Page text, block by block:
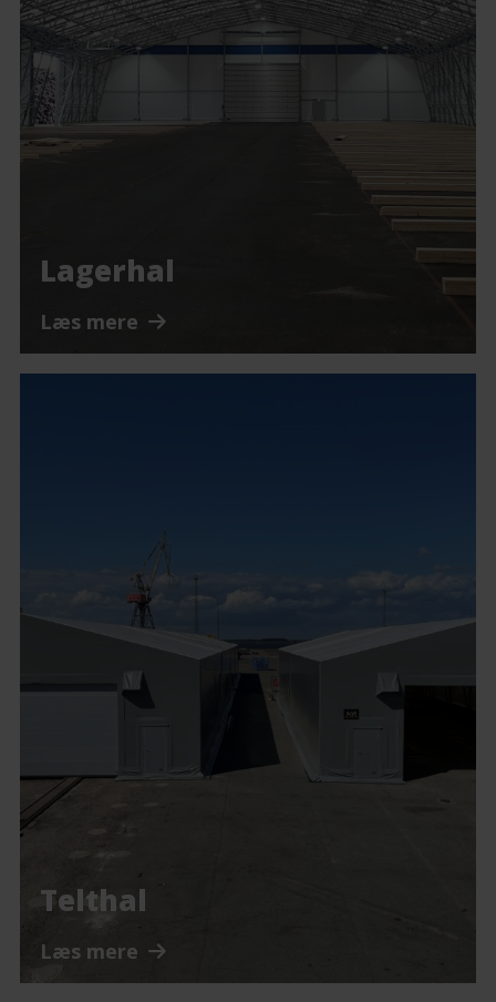
Lagerhal
Læs mere
Telthal
Læs mere